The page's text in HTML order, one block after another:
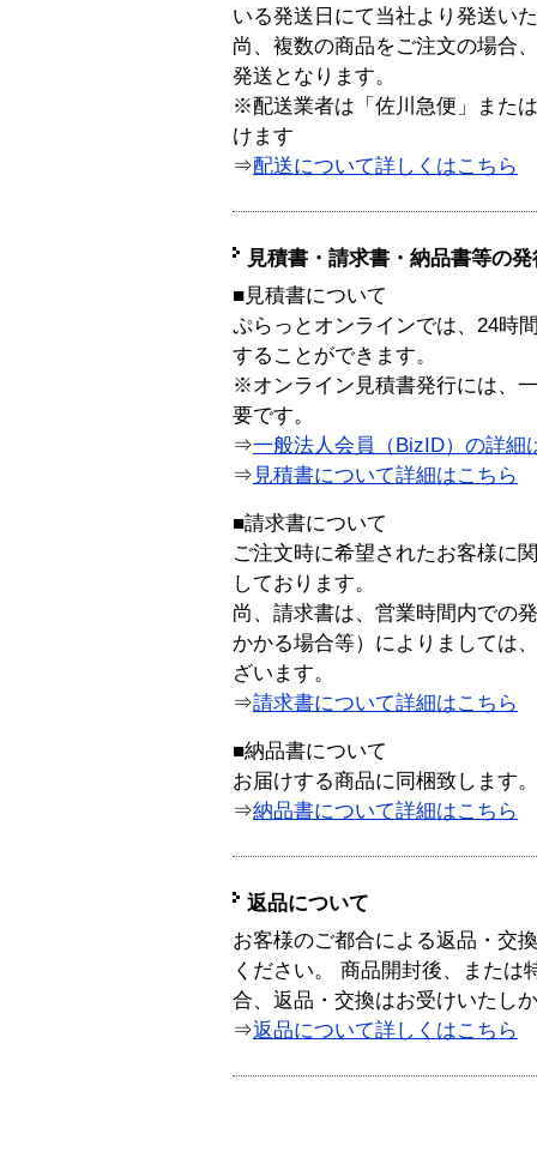
いる発送日にて当社より発送い
尚、複数の商品をご注文の場合
発送となります。
※配送業者は「佐川急便」また
けます
⇒配送について詳しくはこちら
見積書・請求書・納品書等の
■見積書について
ぷらっとオンラインでは、24時
することができます。
※オンライン見積書発行には、
要です。
⇒一般法人会員（BizID）の詳細
⇒ 見積書について詳細はこちら
■請求書について
ご注文時に希望されたお客様に
しております。
尚、請求書は、営業時間内での
かかる場合等）によりましては
ざいます。
⇒請求書について詳細はこちら
■納品書について
お届けする商品に同梱致します。
⇒納品書について詳細はこちら
返品について
お客様のご都合による返品・交
ください。 商品開封後、または
合、返品・交換はお受けいたし
⇒返品について詳しくはこちら